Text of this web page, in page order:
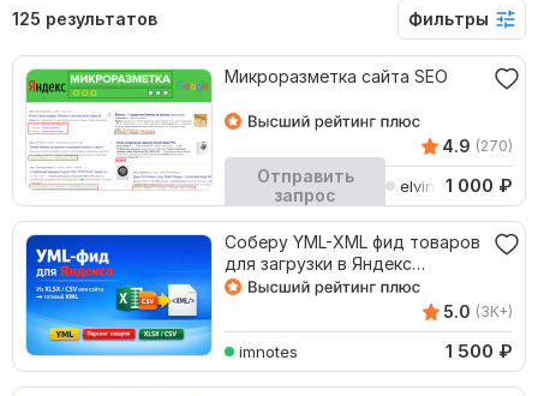
125 результатов Фильтры
Кворк остановлен
Микроразметка сайта SEO
4.9 (270)
Отправить
запрос
elvindesigner
1 000 ₽
Соберу YML-XML фид товаров
для загрузки в Яндекс
сервисы
5.0 (3K+)
imnotes 1 500 ₽